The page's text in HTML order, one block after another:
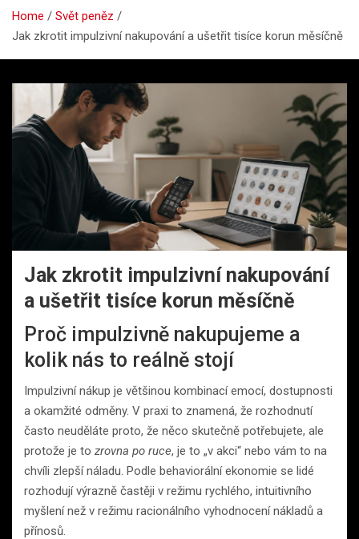
Home
Svět peněz
Jak zkrotit impulzivní nakupování a ušetřit tisíce korun měsíčně
Jak zkrotit impulzivní nakupování
a ušetřit tisíce korun měsíčně
Proč impulzivně nakupujeme a
kolik nás to reálně stojí
Impulzivní nákup je většinou kombinací emocí, dostupnosti
a okamžité odměny. V praxi to znamená, že rozhodnutí
často neuděláte proto, že něco skutečně potřebujete, ale
protože je to zrovna po ruce, je to „v akci“ nebo vám to na
chvíli zlepší náladu. Podle behaviorální ekonomie se lidé
rozhodují výrazně častěji v režimu rychlého, intuitivního
myšlení než v režimu racionálního vyhodnocení nákladů a
přínosů.